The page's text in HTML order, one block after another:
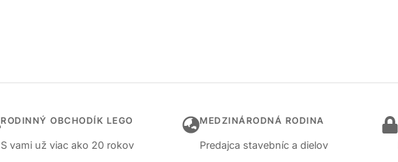
RODINNÝ OBCHODÍK LEGO
S vami už viac ako 20 rokov
MEDZINÁRODNÁ RODINA
Predajca stavebníc a dielov